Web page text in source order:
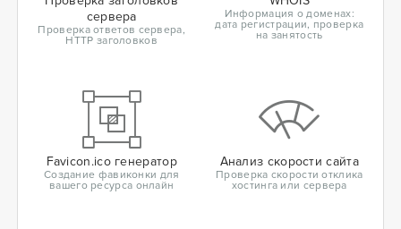
сервера
Проверка ответов сервера,
HTTP заголовков
Информация о доменах:
дата регистрации, проверка
на занятость
Favicon.ico генератор
Создание фавиконки для
вашего ресурса онлайн
Анализ скорости сайта
Проверка скорости отклика
хостинга или сервера